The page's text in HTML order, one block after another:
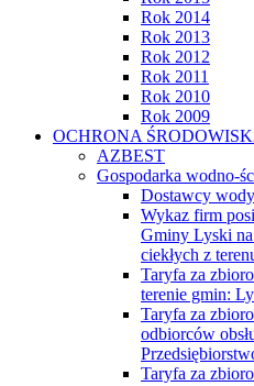
Rok 2014
Rok 2013
Rok 2012
Rok 2011
Rok 2010
Rok 2009
OCHRONA
AZBEST
Gospodarka wodno-
Dostawcy wody
Wykaz firm
Gminy Lyski
ciekłych z
Taryfa za
terenie gmin:
Taryfa za
odbiorców
Taryfa za